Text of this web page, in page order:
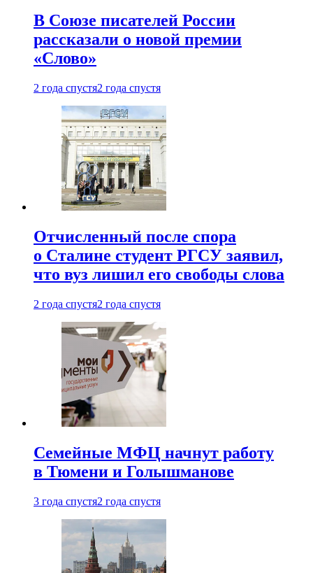
В Союзе писателей России
рассказали о новой премии
«Слово»
2 года спустя2 года спустя
Отчисленный после спора
о Сталине студент РГСУ заявил,
что вуз лишил его свободы слова
2 года спустя2 года спустя
Семейные МФЦ начнут работу
в Тюмени и Голышманове
3 года спустя2 года спустя